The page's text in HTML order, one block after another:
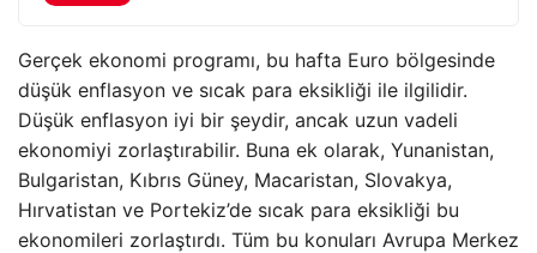
Gerçek ekonomi programı, bu hafta Euro bölgesinde
düşük enflasyon ve sıcak para eksikliği ile ilgilidir.
Düşük enflasyon iyi bir şeydir, ancak uzun vadeli
ekonomiyi zorlaştırabilir. Buna ek olarak, Yunanistan,
Bulgaristan, Kıbrıs Güney, Macaristan, Slovakya,
Hırvatistan ve Portekiz’de sıcak para eksikliği bu
ekonomileri zorlaştırdı. Tüm bu konuları Avrupa Merkez